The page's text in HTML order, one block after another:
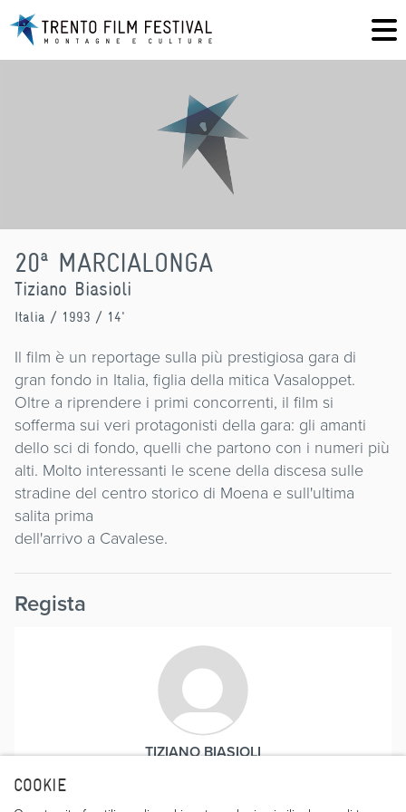
COOKIE
20ª MARCIALONGA
Tiziano Biasioli
Italia / 1993 / 14'
Il film è un reportage sulla più prestigiosa gara di
gran fondo in Italia, figlia della mitica Vasaloppet.
Oltre a riprendere i primi concorrenti, il film si
sofferma sui veri protagonisti della gara: gli amanti
dello sci di fondo, quelli che partono con i numeri più
alti. Molto interessanti le scene della discesa sulle
stradine del centro storico di Moena e sull'ultima
salita prima
dell'arrivo a Cavalese.
Regista
TIZIANO BIASIOLI
Il regista. Tiziano Biasioli fonda nel 1970 la casa di
produzione Belle Époque come agenzia fotografica di